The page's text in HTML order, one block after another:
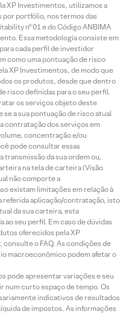
XP Investimentos, utilizamos a
por portfólio, nos termos das
nº 01 e do Código ANBIMA
Essa metodologia consiste em
cada perfil de investidor
como uma pontuação de risco
XP Investimentos, de modo que
os produtos, desde que dentro
risco definidas para o seu perfil.
os serviços objeto deste
a sua pontuação de risco atual
contratação dos serviços em
concentração e/ou
pode consultar essas
da sua ordem ou,
na tela de carteira (Visão
não comporte a
existam limitações em relação à
referida aplicação/contratação, isto
da sua carteira, esta
seu perfil. Em caso de dúvidas
oferecidos pela XP
o FAQ. As condições de
macroeconômico podem afetar o
pode apresentar variações e seu
num curto espaço de tempo. Os
indicativos de resultados
de impostos. As informações